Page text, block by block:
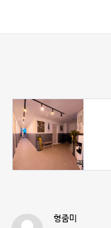
형줌미